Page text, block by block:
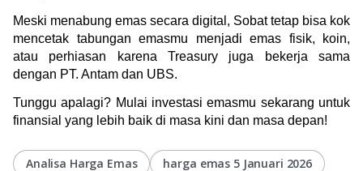
Meski menabung emas secara digital, Sobat tetap bisa kok
mencetak tabungan emasmu menjadi emas fisik, koin,
atau perhiasan karena Treasury juga bekerja sama
dengan PT. Antam dan UBS.
Tunggu apalagi? Mulai investasi emasmu sekarang untuk
finansial yang lebih baik di masa kini dan masa depan!
Analisa Harga Emas
harga emas 5 Januari 2026